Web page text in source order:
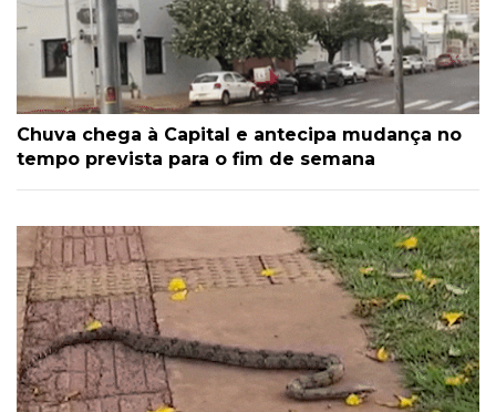
Chuva chega à Capital e antecipa mudança no
tempo prevista para o fim de semana